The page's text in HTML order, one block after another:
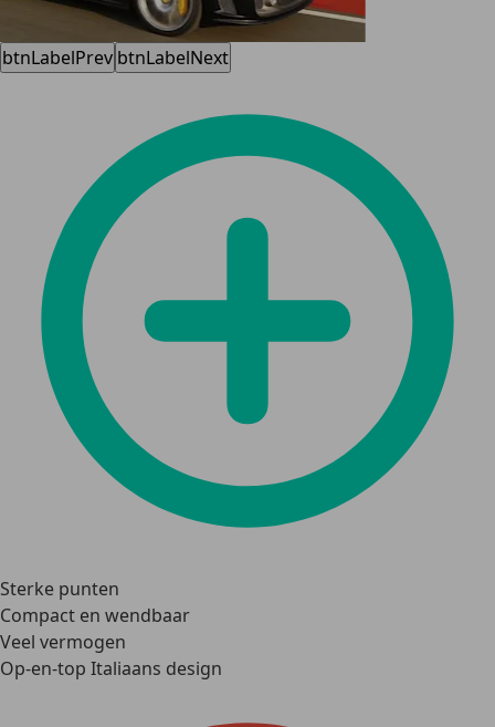
btnLabelPrev btnLabelNext
Sterke punten
Compact en wendbaar
Veel vermogen
Op-en-top Italiaans design